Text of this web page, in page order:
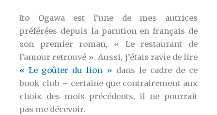
Ito Ogawa est l’une de mes autrices
préférées depuis la parution en français de
son premier roman, « Le restaurant de
l’amour retrouvé ». Aussi, j’étais ravie de lire
« Le goûter du lion » dans le cadre de ce
book club – certaine que contrairement aux
choix des mois précédents, il ne pourrait
pas me décevoir.